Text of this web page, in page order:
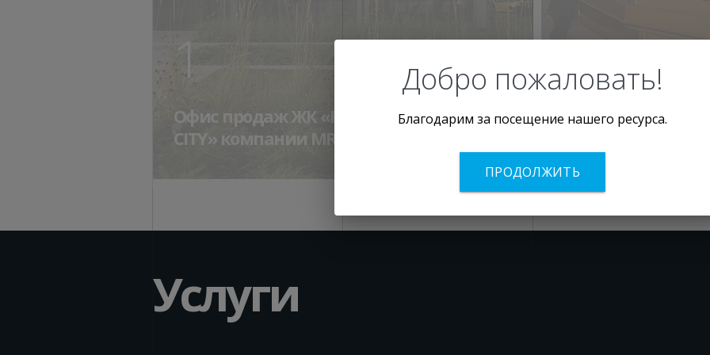
1
Офис продаж ЖК «Paveletskaya
СITY» компании MR GROUP
2
Услуги
Добро пожаловать!
Благодарим за посещение нашего ресурса.
ПРОДОЛЖИТЬ